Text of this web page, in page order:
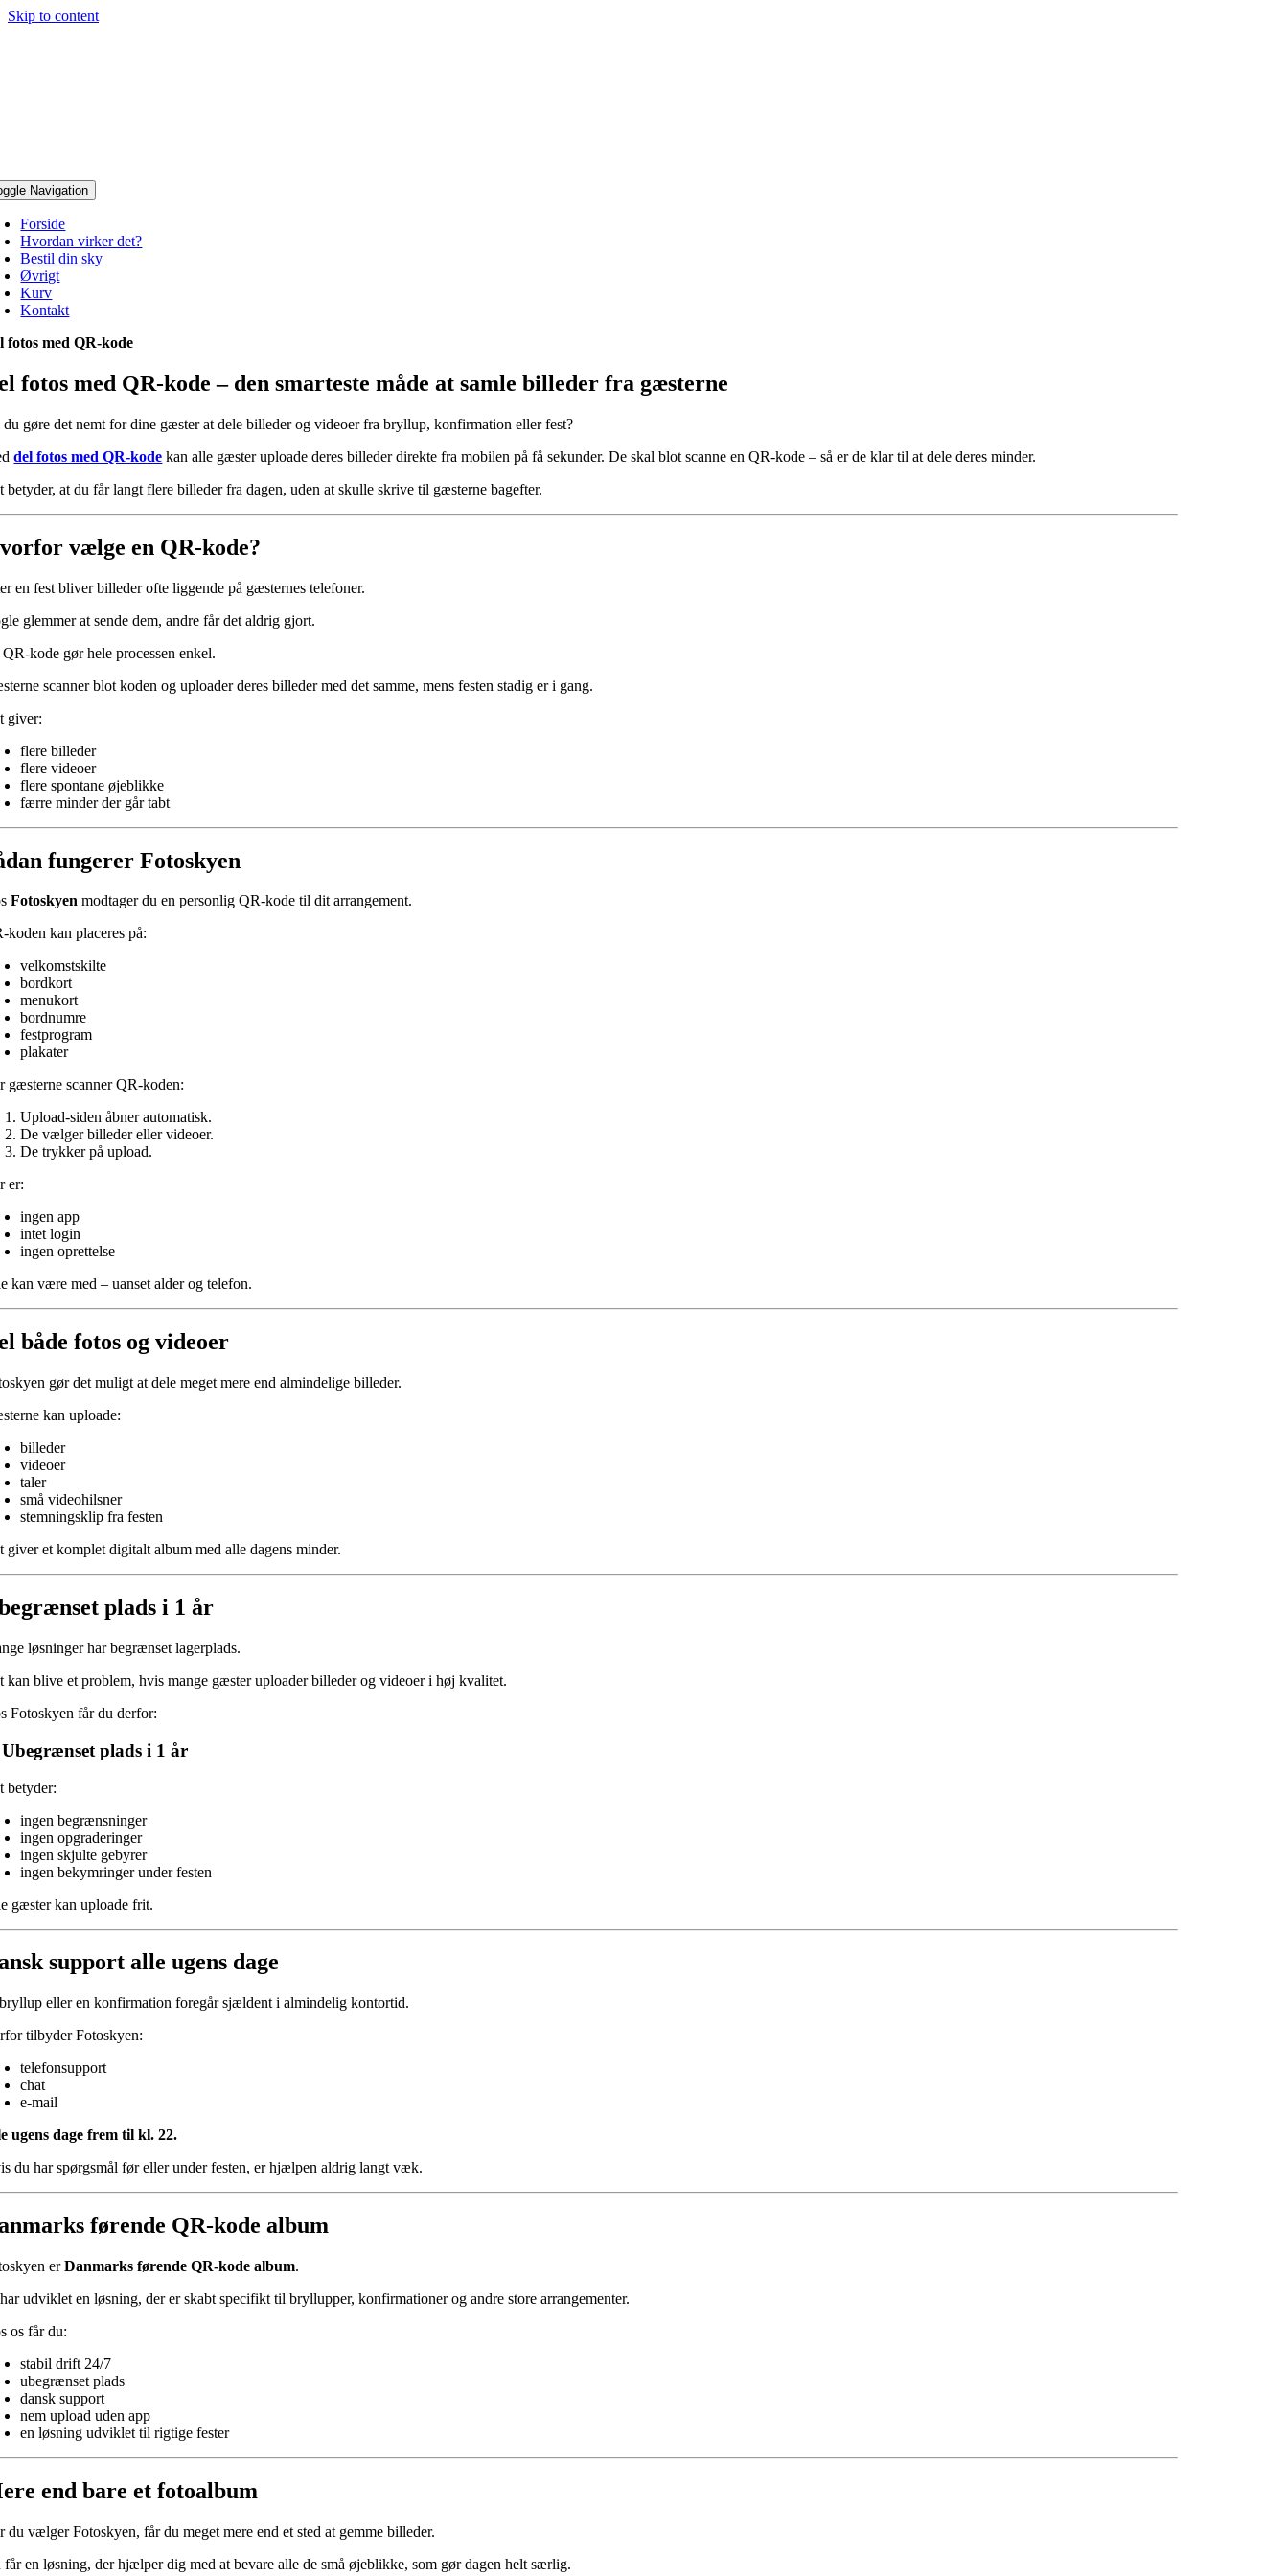
Skip to content
Navigation
Forside
Hvordan virker det?
Bestil din sky
Øvrigt
Kurv
Kontakt
fotos med QR-kode
fotos med QR-kode – den smarteste måde at samle billeder fra gæsterne
gøre det nemt for dine gæster at dele billeder og videoer fra bryllup, konfirmation eller fest?
del fotos med QR-kode kan alle gæster uploade deres billeder direkte fra mobilen på få sekunder. De skal blot scanne en QR-kode – så er de klar til at dele deres minder.
betyder, at du får langt flere billeder fra dagen, uden at skulle skrive til gæsterne bagefter.
vælge en QR-kode?
en fest bliver billeder ofte liggende på gæsternes telefoner.
glemmer at sende dem, andre får det aldrig gjort.
kode gør hele processen enkel.
scanner blot koden og uploader deres billeder med det samme, mens festen stadig er i gang.
giver:
flere billeder
flere videoer
flere spontane øjeblikke
færre minder der går tabt
fungerer Fotoskyen
Fotoskyen modtager du en personlig QR-kode til dit arrangement.
koden kan placeres på:
velkomstskilte
bordkort
menukort
bordnumre
festprogram
plakater
gæsterne scanner QR-koden:
Upload-siden åbner automatisk.
De vælger billeder eller videoer.
De trykker på upload.
er:
ingen app
intet login
ingen oprettelse
kan være med – uanset alder og telefon.
både fotos og videoer
gør det muligt at dele meget mere end almindelige billeder.
kan uploade:
billeder
videoer
taler
små videohilsner
stemningsklip fra festen
giver et komplet digitalt album med alle dagens minder.
plads i 1 år
løsninger har begrænset lagerplads.
kan blive et problem, hvis mange gæster uploader billeder og videoer i høj kvalitet.
Fotoskyen får du derfor:
plads i 1 år
betyder:
ingen begrænsninger
ingen opgraderinger
ingen skjulte gebyrer
ingen bekymringer under festen
gæster kan uploade frit.
support alle ugens dage
eller en konfirmation foregår sjældent i almindelig kontortid.
tilbyder Fotoskyen:
telefonsupport
chat
e-mail
ugens dage frem til kl. 22.
du har spørgsmål før eller under festen, er hjælpen aldrig langt væk.
førende QR-kode album
erDanmarks førende QR-kode album.
udviklet en løsning, der er skabt specifikt til bryllupper, konfirmationer og andre store arrangementer.
os får du:
stabil drift 24/7
ubegrænset plads
dansk support
nem upload uden app
en løsning udviklet til rigtige fester
end bare et fotoalbum
du vælger Fotoskyen, får du meget mere end et sted at gemme billeder.
får en løsning, der hjælper dig med at bevare alle de små øjeblikke, som gør dagen helt særlig.